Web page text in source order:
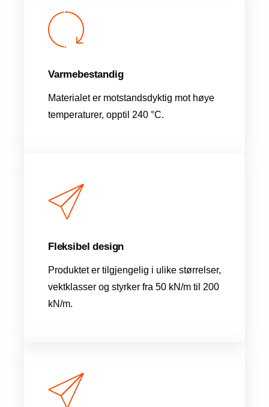
Varmebestandig
Materialet er motstandsdyktig mot høye
temperaturer, opptil 240 °C.
Fleksibel design
Produktet er tilgjengelig i ulike størrelser,
vektklasser og styrker fra 50 kN/m til 200
kN/m.